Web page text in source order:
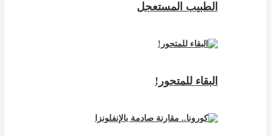
الطبيب المستعجل
البقاء للمتحور!